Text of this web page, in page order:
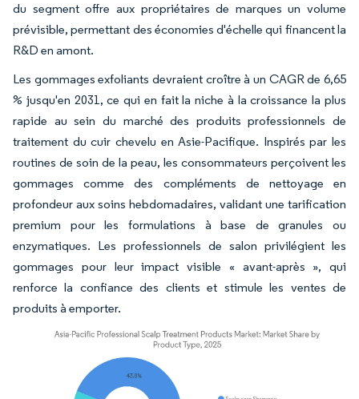
du segment offre aux propriétaires de marques un volume
prévisible, permettant des économies d'échelle qui financent la
R&D en amont.
Les gommages exfoliants devraient croître à un CAGR de 6,65
% jusqu'en 2031, ce qui en fait la niche à la croissance la plus
rapide au sein du marché des produits professionnels de
traitement du cuir chevelu en Asie-Pacifique. Inspirés par les
routines de soin de la peau, les consommateurs perçoivent les
gommages comme des compléments de nettoyage en
profondeur aux soins hebdomadaires, validant une tarification
premium pour les formulations à base de granules ou
enzymatiques. Les professionnels de salon privilégient les
gommages pour leur impact visible « avant-après », qui
renforce la confiance des clients et stimule les ventes de
produits à emporter.